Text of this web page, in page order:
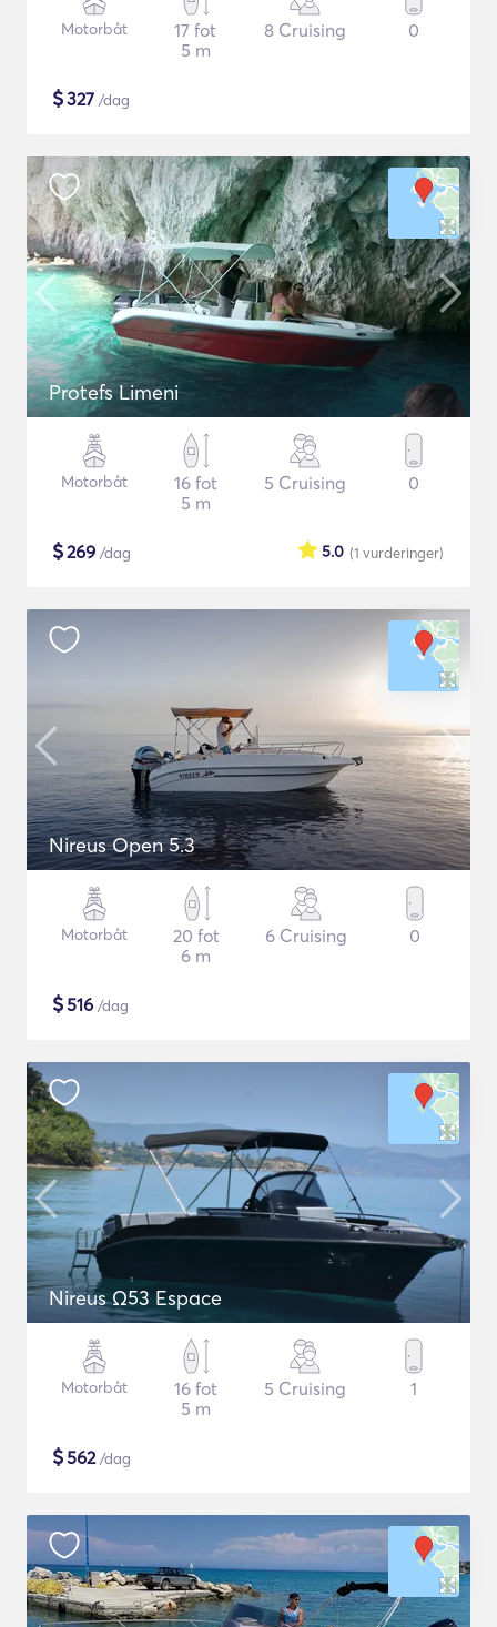
Motorbåt
17 fot
5 m
8 Cruising 0
$327 /dag
Protefs Limeni
Motorbåt
16 fot
5 m
5 Cruising 0
$269 /dag (1 vurderinger)
5.0
Nireus Open 5.3
Motorbåt
20 fot
6 m
6 Cruising 0
$516 /dag
Nireus Ω53 Espace
Motorbåt
16 fot
5 m
5 Cruising 1
$562/dag